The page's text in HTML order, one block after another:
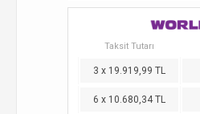
Taksit Tutarı
3 x 19.919,99 TL
6 x 10.680,34 TL